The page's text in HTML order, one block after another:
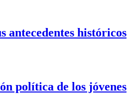
antecedentes históricos
política de los jóvenes